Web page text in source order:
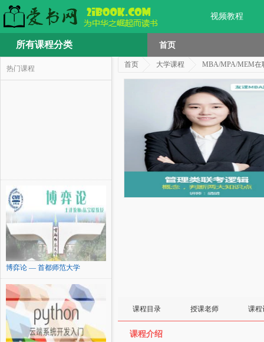
视频教程
所有课程分类 首页
热门课程
博弈论 — 首都师范大学
首页 大学课程 MBA/MPA/MEM在
课程目录 授课老师 课程
课程介绍